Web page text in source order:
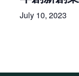
July 10, 2023